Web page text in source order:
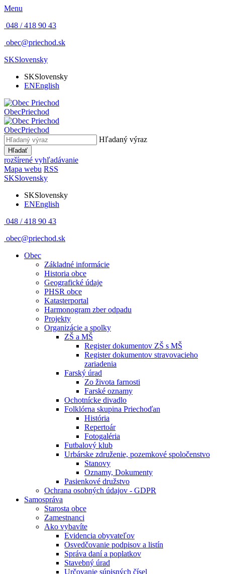
Menu
048 / 418 90 43
obec@priechod.sk
SKSlovensky
SKSlovensky
ENEnglish
ObecPriechod
ObecPriechod
Hľadaný výraz
Hľadať
rozšírené vyhľadávanie
Mapa webu RSS
SKSlovensky
SKSlovensky
ENEnglish
048 / 418 90 43
obec@priechod.sk
Obec
Základné informácie
Historia obce
Geografické údaje
PHSR obce
Katasterportal
Harmonogram zber odpadu
Projekty
Organizácie a spolky
ZŠ a MŠ
Register dokumentov ZŠ s MŠ
Register dokumentov stravovacieho
zariadenia
Farský úrad
Zo života farnosti
Farské oznamy
Ochotnícke divadlo
Folklórna skupina Priechoďan
História
Repertoár
Fotogaléria
Futbalový klub
Urbárske združenie, pozemkové spoločenstvo
Stanovy
Oznamy, Dokumenty
Pasienkové družstvo
Ochrana osobných údajov - GDPR
Samospráva
Starosta obce
Zamestnanci
Ako vybavíte
Evidencia obyvateľov
Osvedčovanie podpisov a listín
Správa daní a poplatkov
Stavebný úrad
Určovanie súpisných čísel